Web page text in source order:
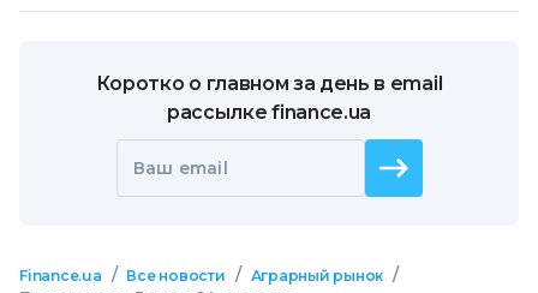
Коротко о главном за день в email
рассылке finance.ua
Ваш email
Finance.ua / Все новости / Аграрный рынок /